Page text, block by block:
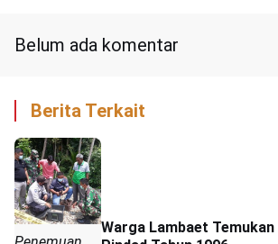
Belum ada komentar
Berita Terkait
Warga Lambaet